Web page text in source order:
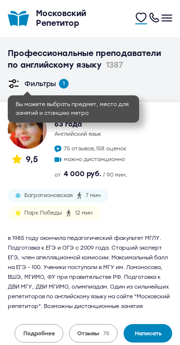
Московский
Репетитор
Профессиональные преподаватели
по английскому языку 1387
Вы можете выбрать предмет, место для
занятий и станцию метро
Фильтры 1
9,5
Ольга Степановна
63 года
английский язык
75 отзывов,158 оценок
можно дистанционно
от 4 000 руб. / 90 мин.
Багратионовская 7 мин
Парк Победы 12 мин
в 1985 году окончила педагогический факультет МГЛУ.
Подготовка к ЕГЭ и ОГЭ с 2009 года. Старший эксперт
ЕГЭ, член апелляционной комиссии. Максимальный балл
на ЕГЭ - 100. Ученики поступали в МГУ им. Ломоносова,
ВШЭ, МГИМО, ФУ при правительстве РФ. Подготовка к
ДВИ МГУ, ДВИ МГИМО, олимпиадам. Один из сильнейших
репетиторов по английскому языку на сайте "Московский
репетитор". Возможны дистанционные занятия
Подробнее Отзывы 75 Написать